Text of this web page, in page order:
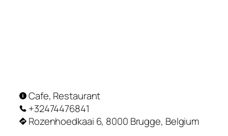
Cafe, Restaurant
+32474476841
Rozenhoedkaai 6, 8000 Brugge, Belgium